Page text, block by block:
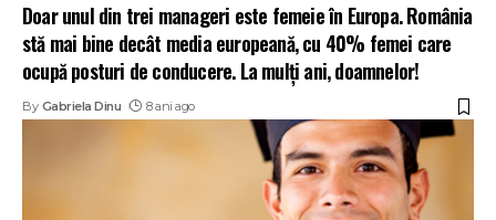
Doar unul din trei manageri este femeie în Europa. România
stă mai bine decât media europeană, cu 40% femei care
ocupă posturi de conducere. La mulţi ani, doamnelor!
By Gabriela Dinu 8 ani ago